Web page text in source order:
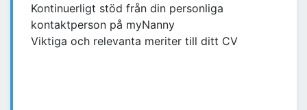
Kontinuerligt stöd från din personliga
kontaktperson på myNanny
Viktiga och relevanta meriter till ditt CV